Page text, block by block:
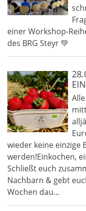
einer Workshop-
des BRG Steyr 💚
wieder keine einzige
werden!Einkochen,
Schließt euch
Nachbarn & gebt
Wochen dau...